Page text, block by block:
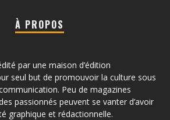
À PROPOS
par une maison d’édition
seul but de promouvoir la culture sous
Peu de magazines
passionnés peuvent se vanter d’avoir
graphique et rédactionnelle.